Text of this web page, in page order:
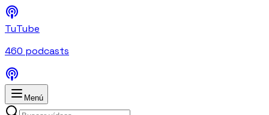
TuTube
460 podcasts
Menú